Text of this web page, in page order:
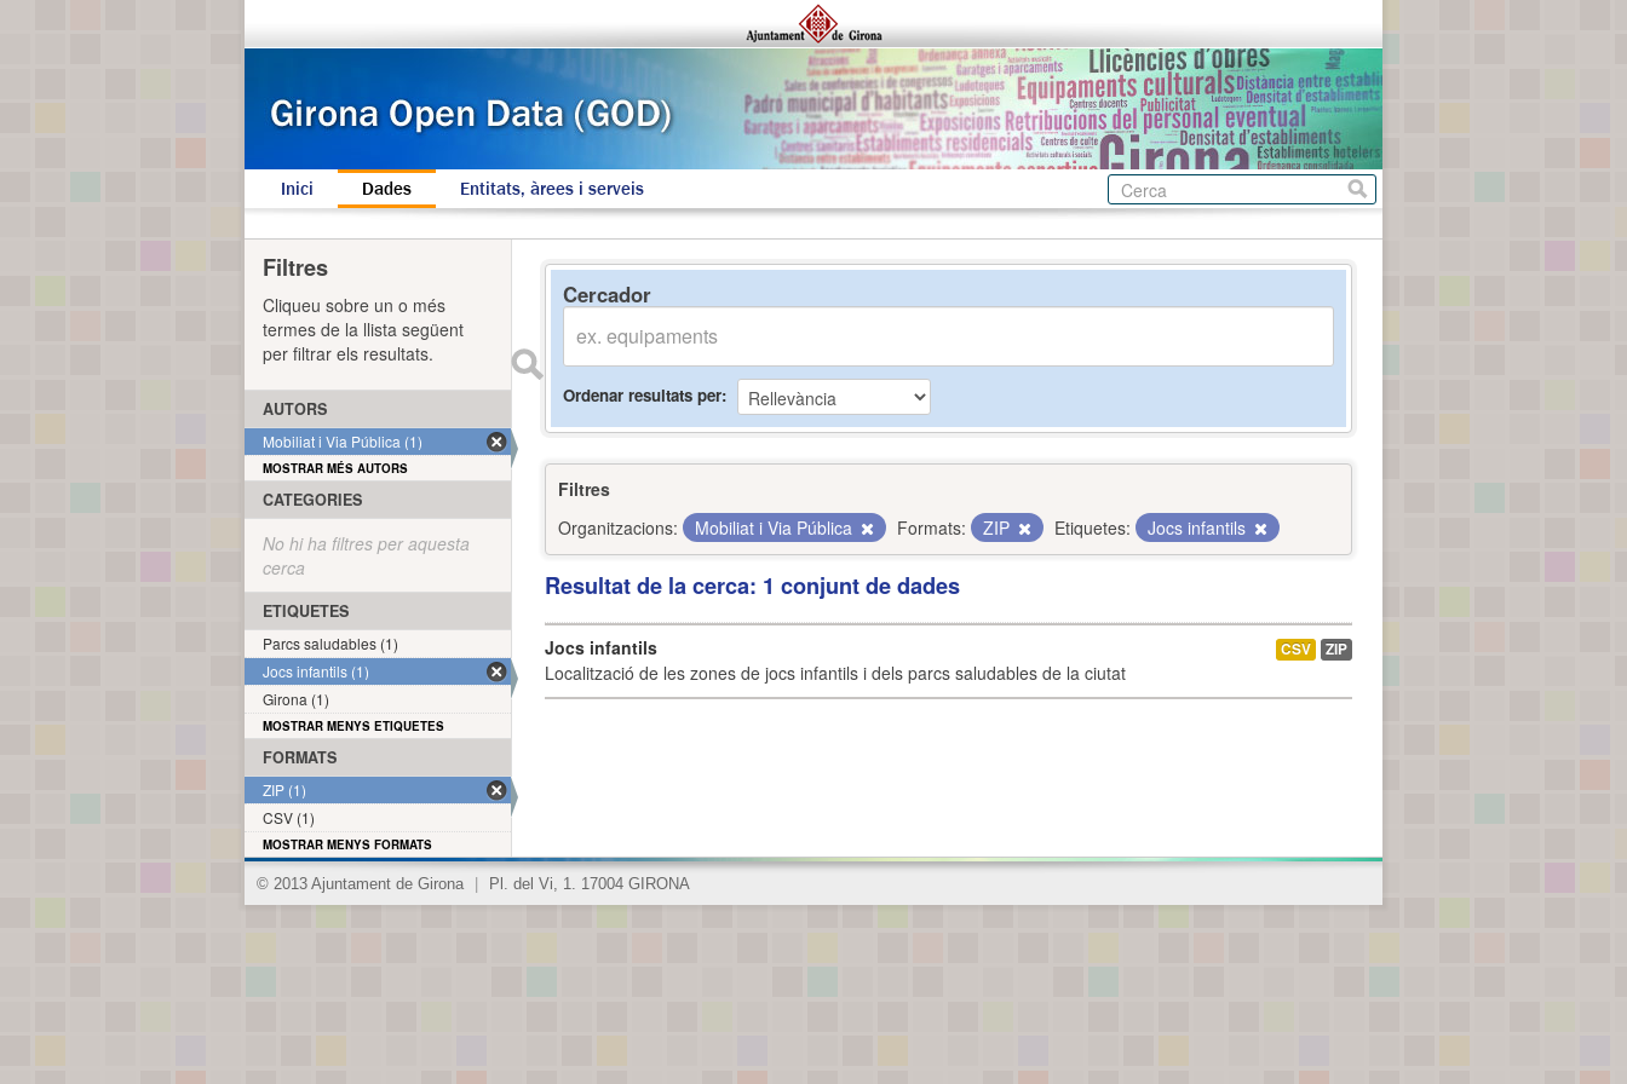
Inici Dades Entitats, àrees i serveis
Cercador
Ordenar resultats per
Filtres
Organitzacions:
Mobiliat i Via Pública Formats: ZIP Etiquetes: Jocs infantils
Resultat de la cerca: 1 conjunt de dades
Jocs infantils
Localització de les zones de jocs infantils i dels parcs saludables de la ciutat
CSV ZIP
Filtres
Cliqueu sobre un o més
termes de la llista següent
per filtrar els resultats.
AUTORS
Mobiliat i Via Pública (1)
MOSTRAR MÉS AUTORS
CATEGORIES
No hi ha filtres per aquesta
cerca
ETIQUETES
Parcs saludables (1)
Jocs infantils (1)
Girona (1)
MOSTRAR MENYS ETIQUETES
FORMATS
ZIP (1)
CSV (1)
MOSTRAR MENYS FORMATS
© 2013 Ajuntament de Girona Pl. del Vi, 1. 17004 GIRONA